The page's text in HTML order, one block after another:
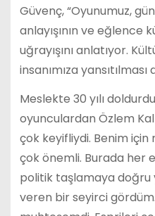
Güvenç, “Oyunumuz,
anlayışının ve eğlence
uğrayışını anlatıyor.
insanımıza
Meslekte 30 yılı
oyunculardan Özlem
çok keyifliydi. Benim
çok önemli. Burada her
politik taşlamaya
veren bir seyirci